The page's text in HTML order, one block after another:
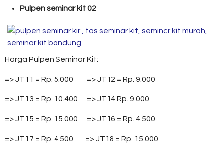
Pulpen seminar kit 02
Harga Pulpen Seminar Kit:
=> JT11 = Rp. 5.000 => JT12 = Rp. 9.000
=> JT13 = Rp. 10.400 => JT14 Rp. 9.000
=> JT15 = Rp. 15.000 => JT16 = Rp. 4.500
=> JT17 = Rp. 4.500 => JT18 = Rp. 15.000